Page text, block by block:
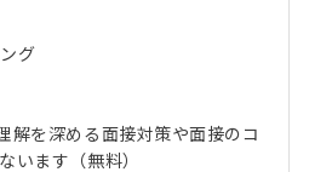
グ
解を深める面接対策や面接のコ
います（無料）